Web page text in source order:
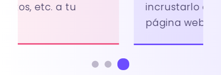
incrustarlo como código en una